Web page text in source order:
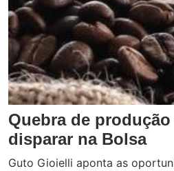
Quebra de produção
disparar na Bolsa
Guto Gioielli aponta as